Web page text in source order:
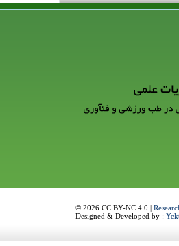
© 2026 CC BY-NC 4.0 |
Designed & Developed by :